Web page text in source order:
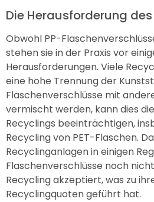
Die Herausforderung
Obwohl PP-
stehen sie in der Praxis vor
Herausforderungen. Viele
eine hohe Trennung der
Flaschenverschlüsse mit
vermischt werden, kann dies
Recyclings beeinträchtigen,
Recycling von PET-Flaschen.
Recyclinganlagen in einigen
Flaschenverschlüsse noch
Recycling akzeptiert, was zu
Recyclingquoten geführt hat.